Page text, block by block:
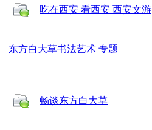
吃在西安 看西安 西安文游
东方白大草书法艺术 专题
畅谈东方白大草